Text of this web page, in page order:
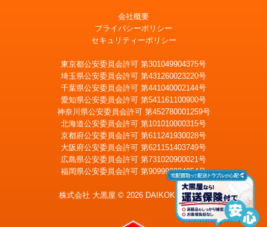
LINE査定 メール査定
会社概要
プライバシーポリシー
セキュリティーポリシー
東京都公安委員会許可 第301049904375号
埼玉県公安委員会許可 第431260023220号
千葉県公安委員会許可 第441040002144号
愛知県公安委員会許可 第541161100900号
神奈川県公安委員会許可 第452780001259号
北海道公安委員会許可 第101010000315号
京都府公安委員会許可 第611241930028号
大阪府公安委員会許可 第621151403749号
広島県公安委員会許可 第731020900021号
福岡県公安委員会許可 第909990034054号
株式会社 大黒屋 © 2026 DAIKOKUYA, Inc.